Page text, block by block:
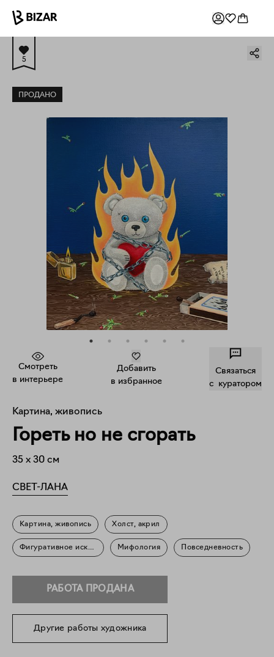
5
ПРОДАНО
Смотреть
в интерьере
Добавить
в избранное
Связаться
c куратором
Картина, живопись
Гореть но не сгорать
35 x 30 см
СВЕТ-ЛАНА
Картина, живопись Холст, акрил
Фигуративное искусство Мифология Повседневность
РАБОТА ПРОДАНА
Другие работы художника